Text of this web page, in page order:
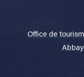
Office de